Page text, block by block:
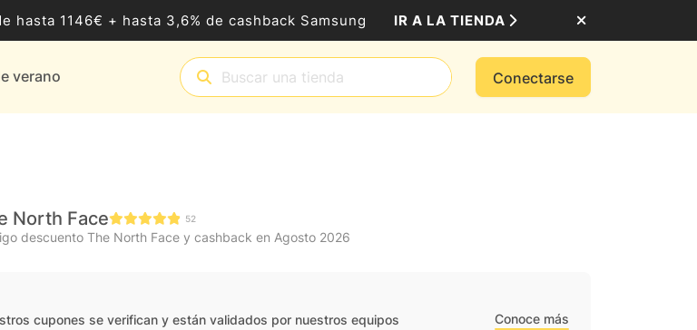
hasta 1146€ + hasta 3,6% de cashback Samsung IR A LA TIENDA
verano Conectarse
North Face 52
descuento The North Face y cashback en Agosto 2026
cupones se verifican y están validados por nuestros equipos Conoce más